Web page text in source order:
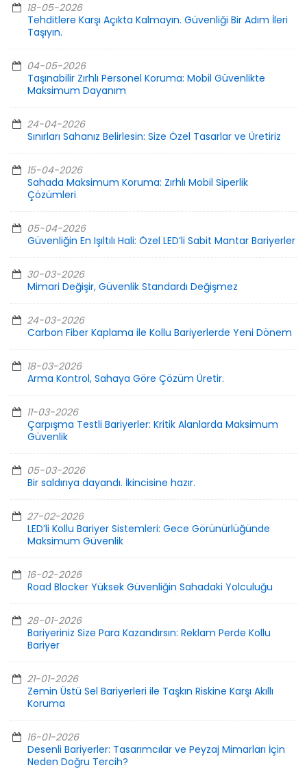
18-05-2026
Tehditlere Karşı Açıkta Kalmayın. Güvenliği Bir Adım İleri
Taşıyın.
04-05-2026
Taşınabilir Zırhlı Personel Koruma: Mobil Güvenlikte
Maksimum Dayanım
24-04-2026
Sınırları Sahanız Belirlesin: Size Özel Tasarlar ve Üretiriz
15-04-2026
Sahada Maksimum Koruma: Zırhlı Mobil Siperlik
Çözümleri
05-04-2026
Güvenliğin En Işıltılı Hali: Özel LED’li Sabit Mantar Bariyerler
30-03-2026
Mimari Değişir, Güvenlik Standardı Değişmez
24-03-2026
Carbon Fiber Kaplama ile Kollu Bariyerlerde Yeni Dönem
18-03-2026
Arma Kontrol, Sahaya Göre Çözüm Üretir.
11-03-2026
Çarpışma Testli Bariyerler: Kritik Alanlarda Maksimum
Güvenlik
05-03-2026
Bir saldırıya dayandı. İkincisine hazır.
27-02-2026
LED’li Kollu Bariyer Sistemleri: Gece Görünürlüğünde
Maksimum Güvenlik
16-02-2026
Road Blocker Yüksek Güvenliğin Sahadaki Yolculuğu
28-01-2026
Bariyeriniz Size Para Kazandırsın: Reklam Perde Kollu
Bariyer
21-01-2026
Zemin Üstü Sel Bariyerleri ile Taşkın Riskine Karşı Akıllı
Koruma
16-01-2026
Desenli Bariyerler: Tasarımcılar ve Peyzaj Mimarları İçin
Neden Doğru Tercih?